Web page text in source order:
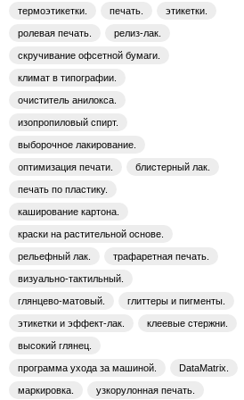
термоэтикетки. печать. этикетки.
ролевая печать. релиз-лак.
скручивание офсетной бумаги.
климат в типографии.
очиститель анилокса.
изопропиловый спирт.
выборочное лакирование.
оптимизация печати. блистерный лак.
печать по пластику.
каширование картона.
краски на растительной основе.
рельефный лак. трафаретная печать.
визуально-тактильный.
глянцево-матовый. глиттеры и пигменты.
этикетки и эффект-лак. клеевые стержни.
высокий глянец.
программа ухода за машиной. DataMatrix.
маркировка. узкорулонная печать.